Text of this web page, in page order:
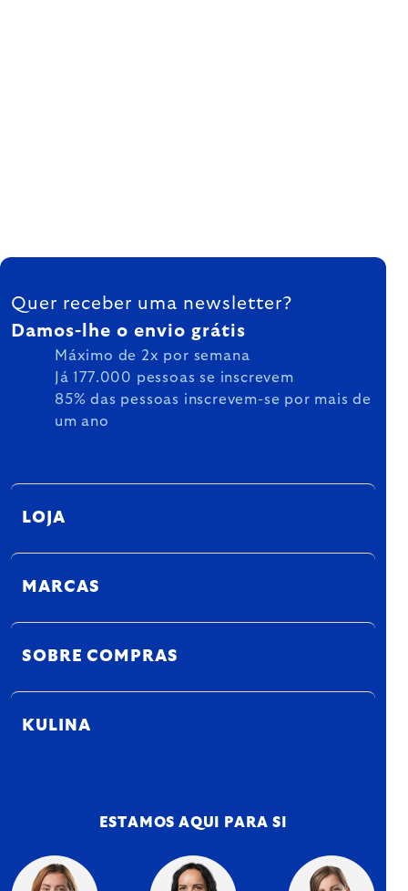
FOOTER
Quer receber uma newsletter?
Damos-lhe o envio grátis
Máximo de 2x por semana
Já 177.000 pessoas se inscrevem
85% das pessoas inscrevem-se por mais de
um ano
LOJA
MARCAS
SOBRE COMPRAS
KULINA
ESTAMOS AQUI PARA SI